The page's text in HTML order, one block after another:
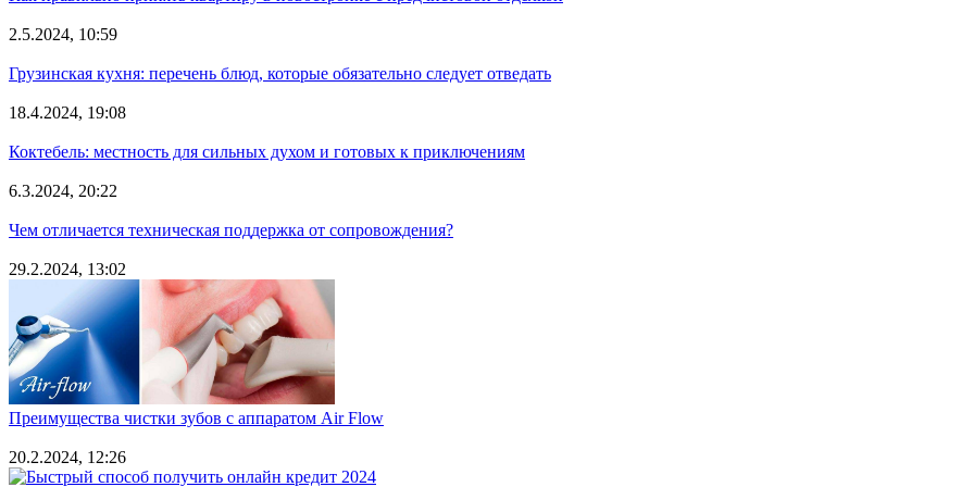
2.5.2024, 10:59
Грузинская кухня: перечень блюд, которые обязательно следует отведать
18.4.2024, 19:08
Коктебель: местность для сильных духом и готовых к приключениям
6.3.2024, 20:22
Чем отличается техническая поддержка от сопровождения?
29.2.2024, 13:02
Преимущества чистки зубов с аппаратом Air Flow
20.2.2024, 12:26